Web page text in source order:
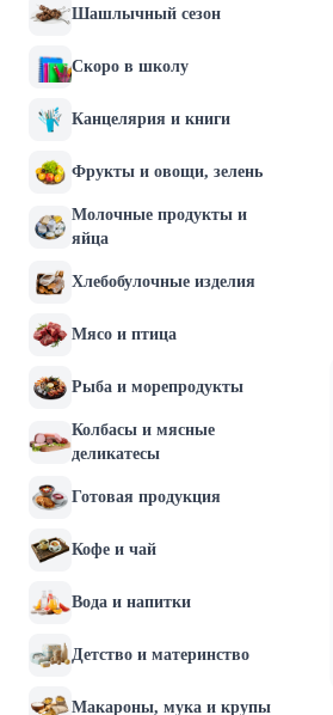
Шашлычный сезон
Скоро в школу
Канцелярия и книги
Фрукты и овощи, зелень
Молочные продукты и
яйца
Хлебобулочные изделия
Мясо и птица
Рыба и морепродукты
Колбасы и мясные
деликатесы
Готовая продукция
Кофе и чай
Вода и напитки
Детство и материнство
Макароны, мука и крупы